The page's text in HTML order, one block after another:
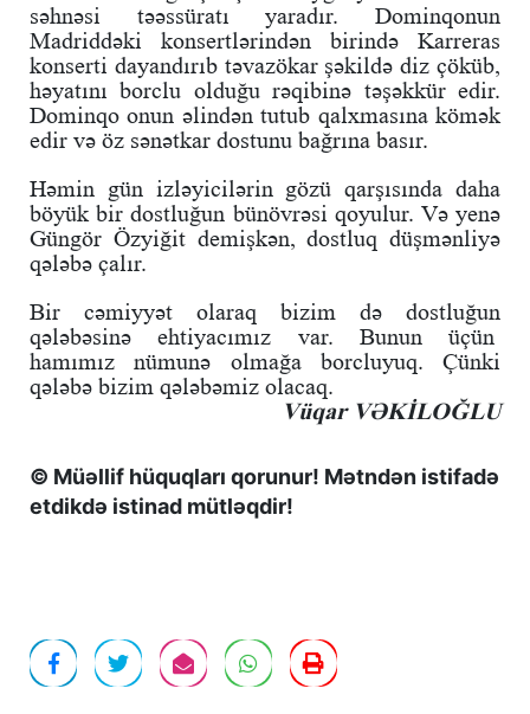
səhnəsi təəssüratı yaradır. Dominqonun
Madriddəki konsertlərindən birində Karreras
konserti dayandırıb təvazökar şəkildə diz çöküb,
həyatını borclu olduğu rəqibinə təşəkkür edir.
Dominqo onun əlindən tutub qalxmasına kömək
edir və öz sənətkar dostunu bağrına basır.
Həmin gün izləyicilərin gözü qarşısında daha
böyük bir dostluğun bünövrəsi qoyulur. Və yenə
Güngör Özyiğit demişkən, dostluq düşmənliyə
qələbə çalır.
Bir cəmiyyət olaraq bizim də dostluğun
qələbəsinə ehtiyacımız var. Bunun üçün
hamımız nümunə olmağa borcluyuq. Çünki
qələbə bizim qələbəmiz olacaq.
Vüqar VƏKİLOĞLU
© Müəllif hüquqları qorunur! Mətndən istifadə
etdikdə istinad mütləqdir!